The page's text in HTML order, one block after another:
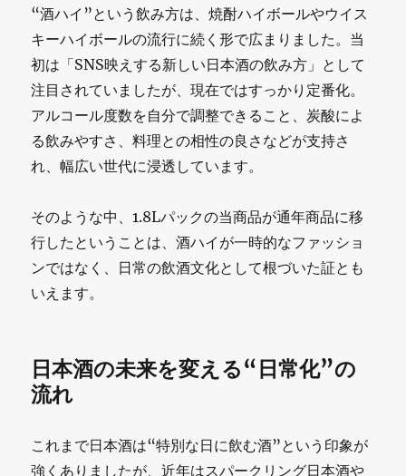
“酒ハイ”という飲み方は、焼酎ハイボールやウイス
キーハイボールの流行に続く形で広まりました。当
初は「SNS映えする新しい日本酒の飲み方」として
注目されていましたが、現在ではすっかり定番化。
アルコール度数を自分で調整できること、炭酸によ
る飲みやすさ、料理との相性の良さなどが支持さ
れ、幅広い世代に浸透しています。
そのような中、1.8Lパックの当商品が通年商品に移
行したということは、酒ハイが一時的なファッショ
ンではなく、日常の飲酒文化として根づいた証とも
いえます。
日本酒の未来を変える“日常化”の
流れ
これまで日本酒は“特別な日に飲む酒”という印象が
強くありましたが、近年はスパークリング日本酒や